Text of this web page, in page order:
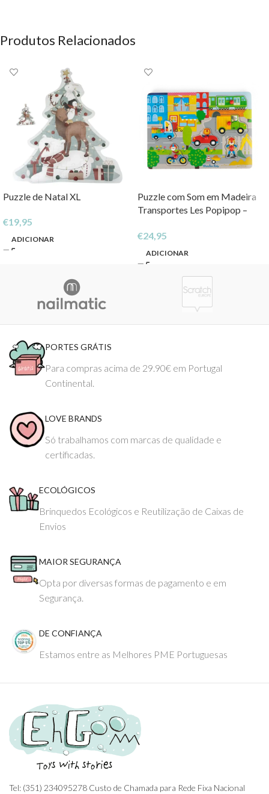
Produtos Relacionados
Puzzle de Natal XL
€19,95
ADICIONAR
Puzzle com Som em Madeira
Transportes Les Popipop –
€24,95
ADICIONAR
PORTES GRÁTIS
Para compras acima de 29.90€ em Portugal
Continental.
LOVE BRANDS
Só trabalhamos com marcas de qualidade e
certificadas.
ECOLÓGICOS
Brinquedos Ecológicos e Reutilização de Caixas de
Envios
MAIOR SEGURANÇA
Opta por diversas formas de pagamento e em
Segurança.
DE CONFIANÇA
Estamos entre as Melhores PME Portuguesas
Tel: (351) 234095278 Custo de Chamada para Rede Fixa Nacional